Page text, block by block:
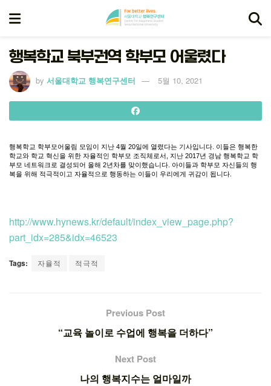
행복학교 북부권역 학부모 어울렸다
by 서울대학교 행복연구센터 5월 10, 2021
행복학교 학부모어울림 모임이 지난 4월 20일에 열렸다는 기사입니다 이들은 행복한
학교와 학교 혁신을 위한 자율적인 학부모 조직체로서 지난 2017년 경남 행복학교 학
부모 네트워크로 결성되어 올해 2년차를 맞이했습니다 아이들과 학부모 자신들의 행
복을 위해 적극적이고 자율적으로 행동하는 이들이 우리에게 귀감이 됩니다
http://www.hynews.kr/default/index_view_page.php?
part_idx=285&idx=46523
Tags: 자율적 적극적
Previous Post
“교육 놀이로 수업에 행복을 더하다”
Next Post
나의 행복지수는 얼마일까